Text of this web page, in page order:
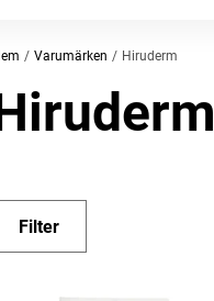
Varumärken Hiruderm
Filter